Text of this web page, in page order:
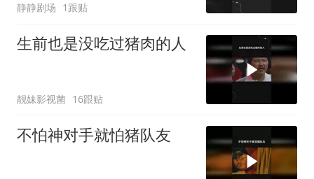
静静剧场 1跟贴
生前也是没吃过猪肉的人
靓妹影视菌 16跟贴
不怕神对手就怕猪队友